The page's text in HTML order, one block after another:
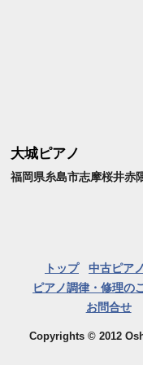
大城ピアノ
福岡県糸島市志摩桜井赤
トップ 中古ピア
ピアノ調律・修理の
お問合せ
Copyrights © 2012